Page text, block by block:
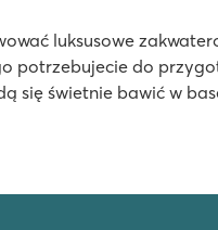
luksusowe
potrzebujecie do
się świetnie bawić w